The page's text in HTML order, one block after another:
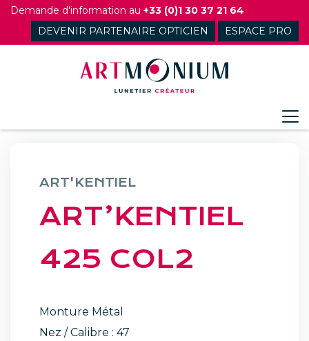
Skip
content
Demande d'information au +33 (0)1 30 37 21 64
DEVENIR PARTENAIRE OPTICIEN
ESPACE PRO
ART'KENTIEL
ART’KENTIEL
425 COL2
Monture Métal
Nez / Calibre : 47